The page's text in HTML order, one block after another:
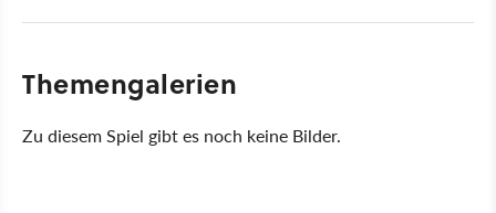
Themengalerien
Zu diesem Spiel gibt es noch keine Bilder.